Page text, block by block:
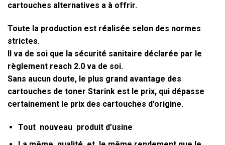
cartouches alternatives a à offrir.
Toute la production est réalisée selon des normes
strictes.
Il va de soi que la sécurité sanitaire déclarée par le
règlement reach 2.0 va de soi.
Sans aucun doute, le plus grand avantage des
cartouches de toner Starink est le prix, qui dépasse
certainement le prix des cartouches d’origine.
Tout nouveauproduit d’usine